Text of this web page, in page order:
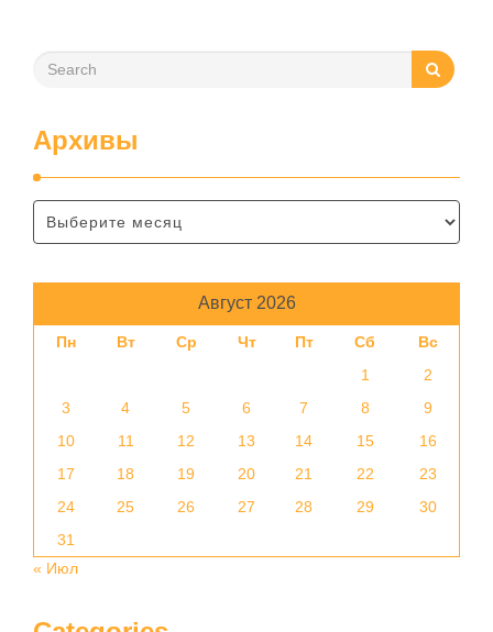
Архивы
Август 2026
Пн Вт Ср Чт Пт Сб
Вс
1
2
3
4 5 6 7 8
9
10
11 12 13 14 15
16
17
18 19 20 21 22
23
24
25 26 27 28 29
30
31
« Июл